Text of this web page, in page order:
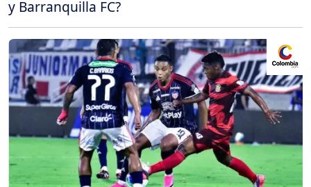
y Barranquilla FC?